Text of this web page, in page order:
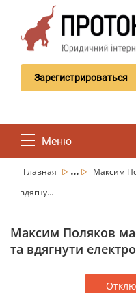
Зарегистрироваться
Меню
Главная ...
Максим
вдягну...
Максим Поляков
та вдягнути